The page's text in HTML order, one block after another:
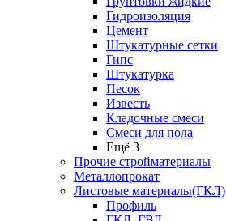
Гидроизоляция
Цемент
Штукатурные сетки
Гипс
Штукатурка
Песок
Известь
Кладочные смеси
Смеси для пола
Ещё 3
Прочие стройматериалы
Металлопрокат
Листовые материалы(ГКЛ)
Профиль